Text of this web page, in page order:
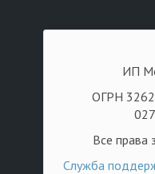
ИП
ОГРН
Все права
Служба